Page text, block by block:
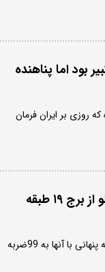
بود اما پناهنده
روزی بر ایران فرمان
محکومیت سنگین ۲ پسر در ماجرای سقوط مرگبار خواهران دوقلو از برج ۱۹ طبقه
دو پسر که در پرونده سقوط مرگبار دو خواهر نوجوان تبرئه شده بودند به اتهام رابطه پنهانی با آنها به 99ضربه